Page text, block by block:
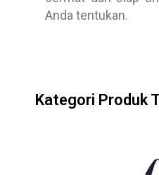
Anda tentukan.
Kategori Produk